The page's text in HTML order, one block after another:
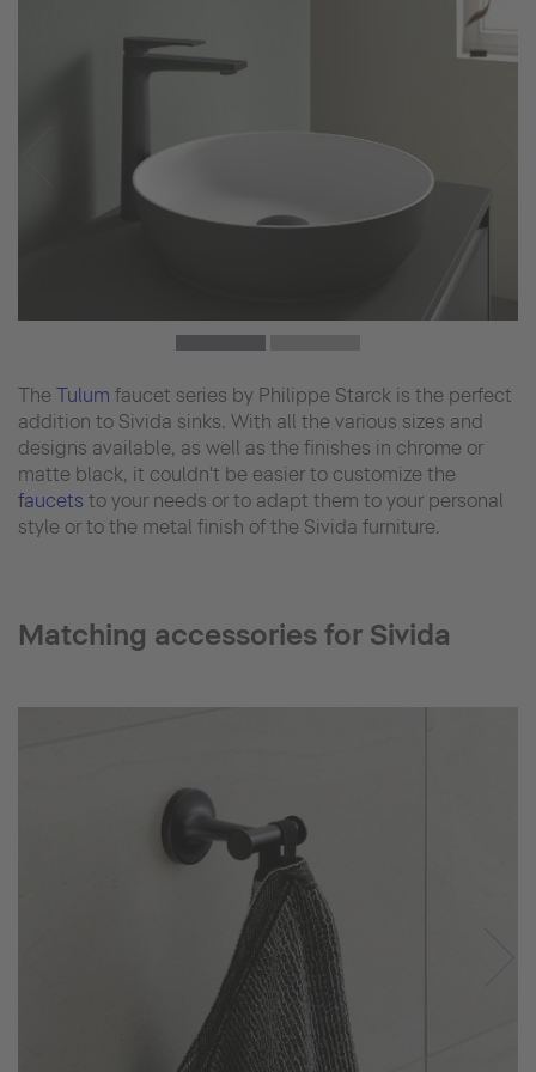
The Tulum faucet series by Philippe Starck is the perfect
addition to Sivida sinks. With all the various sizes and
designs available, as well as the finishes in chrome or
matte black, it couldn't be easier to customize the
faucets to your needs or to adapt them to your personal
style or to the metal finish of the Sivida furniture.
Matching accessories for Sivida